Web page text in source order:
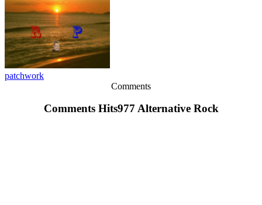
patchwork
Comments
Comments Hits977 Alternative Rock